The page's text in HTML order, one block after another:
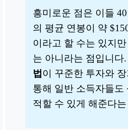
흥미로운 점은 이들
의 평균 연봉이 약
이라고 할 수는 있지
는 아니라는 점입니다
법 이 꾸준한 투자와
통해 일반 소득자들도
적할 수 있게 해준다